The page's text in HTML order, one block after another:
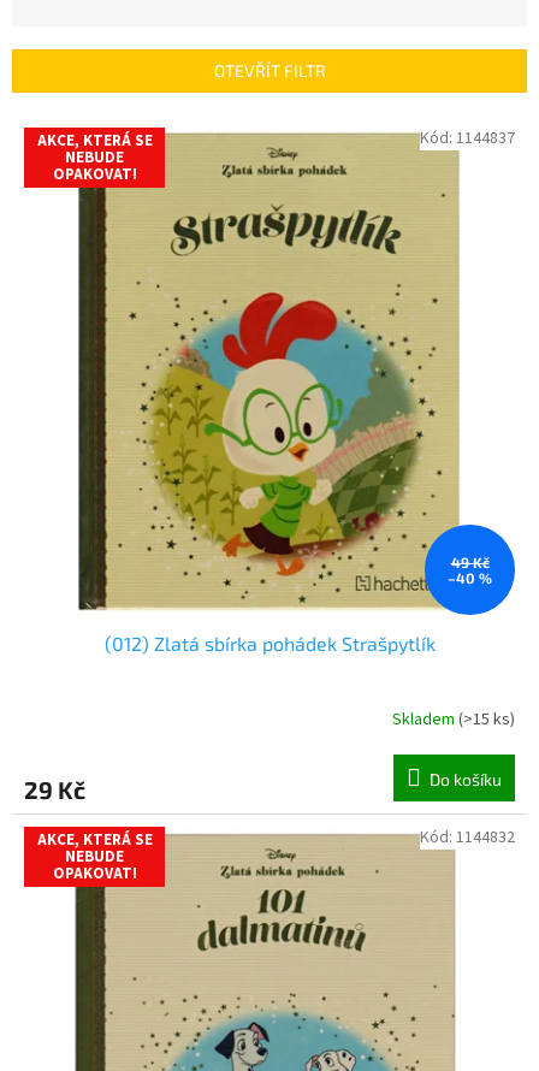
í
OTEVŘÍT FILTR
V
p
AKCE, KTERÁ SE
NEBUDE
OPAKOVAT!
49 Kč
–40 %
(012) Zlatá sbírka pohádek Strašpytlík
Skladem (>15 ks)
29 Kč Do košíku
Kód: 1144837
AKCE, KTERÁ SE
NEBUDE
OPAKOVAT!
Kód: 1144832